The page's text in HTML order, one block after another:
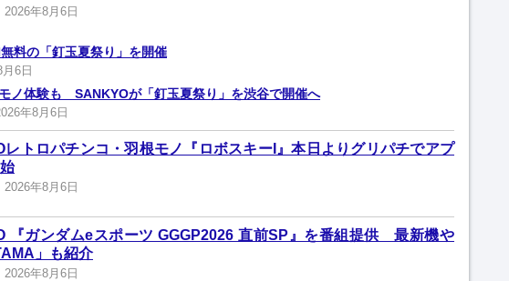
2026年8月6日
料の「釘玉夏祭り」を開催
6日
ノ体験も SANKYOが「釘玉夏祭り」を渋谷で開催へ
年8月6日
トロパチンコ・羽根モノ『ロボスキーI』本日よりグリパチでアプ
2026年8月6日
『ガンダムeスポーツ GGGP2026 直前SP』を番組提供 最新機や
」も紹介
2026年8月6日